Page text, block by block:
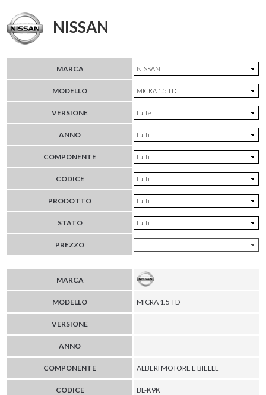
NISSAN
MARCA
MODELLO
VERSIONE
ANNO
COMPONENTE
CODICE
PRODOTTO
STATO
PREZZO
MARCA
MODELLO MICRA 1.5 TD
VERSIONE
ANNO
COMPONENTE ALBERI MOTORE E BIELLE
CODICE BL-K9K